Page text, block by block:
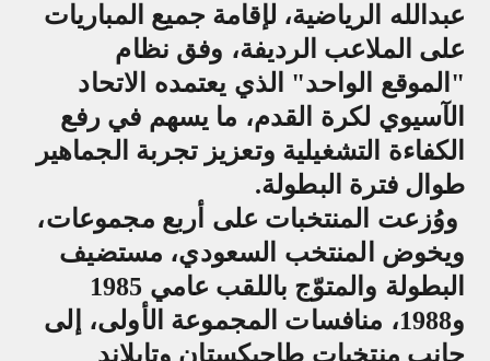
عبدالله الرياضية، لإقامة جميع المباريات
على الملاعب الرديفة، وفق نظام
"الموقع الواحد" الذي يعتمده الاتحاد
الآسيوي لكرة القدم، ما يسهم في رفع
الكفاءة التشغيلية وتعزيز تجربة الجماهير
طوال فترة البطولة.
ووُزعت المنتخبات على أربع مجموعات،
ويخوض المنتخب السعودي، مستضيف
البطولة والمتوّج باللقب عامي 1985
و1988، منافسات المجموعة الأولى، إلى
جانب منتخبات طاجيكستان وتايلاند